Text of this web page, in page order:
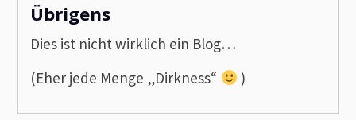
Übrigens
Dies ist nicht wirklich ein Blog…
(Eher jede Menge „Dirkness“
)